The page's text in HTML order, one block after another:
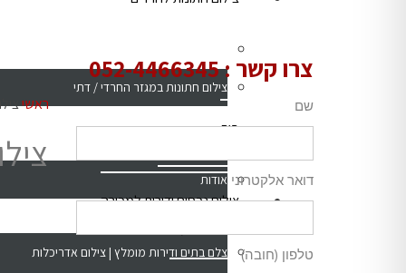
צילום חתונות במגזר החרדי / דתי
צילום נכסים ודירות למכירה
צלם בתים ודירות מומלץ | צילום אדריכלות
בית
אודות
צילום אירועים
ראשי
צרו קשר :052-4466345
שם
דואר אלקטרוני
טלפון (חובה)